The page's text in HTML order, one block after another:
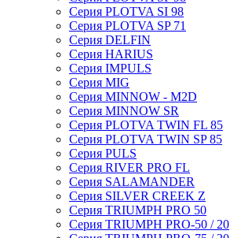
Серия PLOTVA SI 98
Серия PLOTVA SP 71
Серия DELFIN
Серия HARIUS
Серия IMPULS
Серия MIG
Серия MINNOW - M2D
Серия MINNOW SR
Серия PLOTVA TWIN FL 85
Серия PLOTVA TWIN SP 85
Серия PULS
Серия RIVER PRO FL
Серия SALAMANDER
Серия SILVER CREEK Z
Серия TRIUMPH PRO 50
Серия TRIUMPH PRO-50 / 20